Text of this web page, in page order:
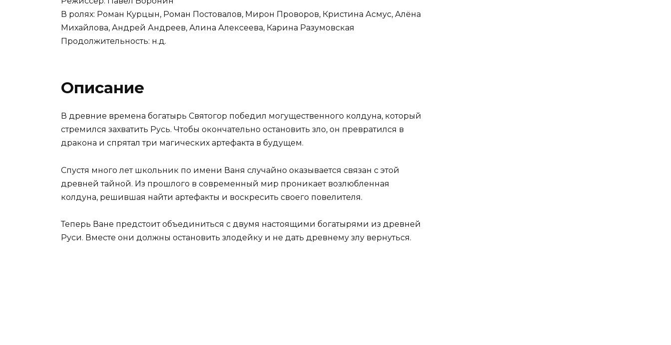
В ролях: Роман Курцын, Роман Постовалов, Мирон Проворов, Кристина Асмус, Алёна
Михайлова, Андрей Андреев, Алина Алексеева, Карина Разумовская
Продолжительность: н.д.
Описание
В древние времена богатырь Святогор победил могущественного колдуна, который
стремился захватить Русь. Чтобы окончательно остановить зло, он превратился в
дракона и спрятал три магических артефакта в будущем.
Спустя много лет школьник по имени Ваня случайно оказывается связан с этой
древней тайной. Из прошлого в современный мир проникает возлюбленная
колдуна, решившая найти артефакты и воскресить своего повелителя.
Теперь Ване предстоит объединиться с двумя настоящими богатырями из древней
Руси. Вместе они должны остановить злодейку и не дать древнему злу вернуться.